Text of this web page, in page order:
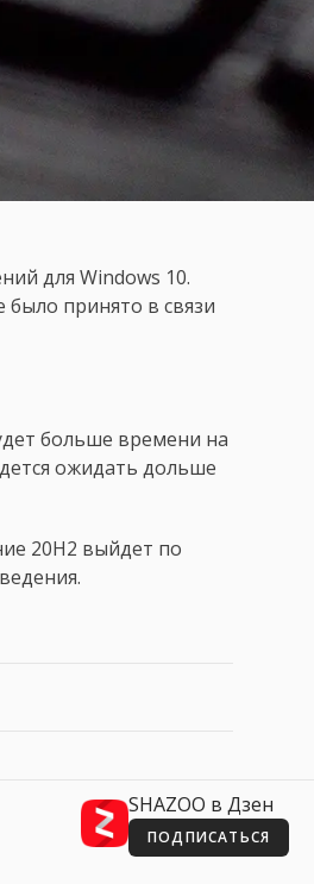
для Windows 10.
принято в связи
больше времени на
ожидать дольше
20H2 выйдет по
SHAZOO в Дзен
ПОДПИСАТЬСЯ